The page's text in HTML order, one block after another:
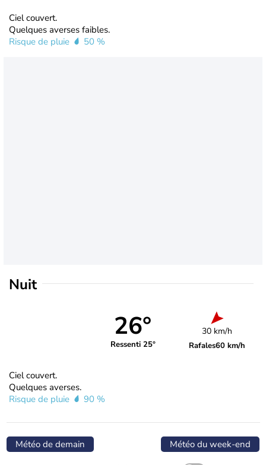
Ciel couvert.
Quelques averses faibles.
Risque de pluie
50 %
Nuit
26°
Ressenti 25°
30 km/h
Rafales60 km/h
Ciel couvert.
Quelques averses.
Risque de pluie
90 %
Météo de demain Météo du week-end